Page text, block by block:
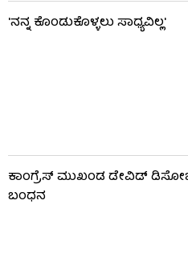
'ನನ್ನ ಕೊಂಡುಕೊಳ್ಳಲು ಸಾಧ್ಯವಿಲ್ಲ'
ಕಾಂಗ್ರೆಸ್ ಮುಖಂಡ ಡೇವಿಡ್
ಬಂಧನ